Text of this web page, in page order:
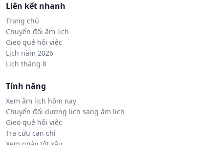
Liên kết nhanh
Trang chủ
Chuyển đổi âm lịch
Gieo quẻ hỏi việc
Lịch năm 2026
Lịch tháng 8
Tính năng
Xem âm lịch hôm nay
Chuyển đổi dương lịch sang âm lịch
Gieo quẻ hỏi việc
Tra cứu can chi